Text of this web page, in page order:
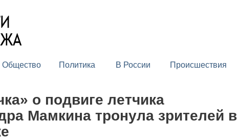
Общество Политика В России Происшествия
о подвиге летчика
Мамкина тронула зрителей в